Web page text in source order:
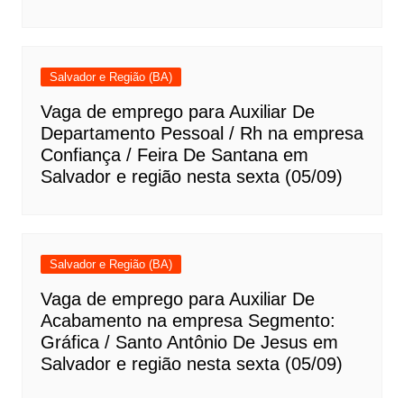
Salvador e Região (BA)
Vaga de emprego para Auxiliar De
Departamento Pessoal / Rh na empresa
Confiança / Feira De Santana em
Salvador e região nesta sexta (05/09)
Salvador e Região (BA)
Vaga de emprego para Auxiliar De
Acabamento na empresa Segmento:
Gráfica / Santo Antônio De Jesus em
Salvador e região nesta sexta (05/09)